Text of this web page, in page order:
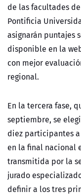
de las facultades
Pontificia
asignarán puntajes
disponible en la
con mejor
regional.
En la tercera fase,
septiembre, se
diez participantes
en la final nacional
transmitida por la
jurado
definir a los tres